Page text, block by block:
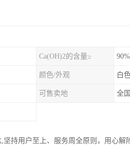
Ca(OH)2的含量≥ 90%
颜色/外观 白
可售卖地 全国
持用户至上、服务周全原则，用心